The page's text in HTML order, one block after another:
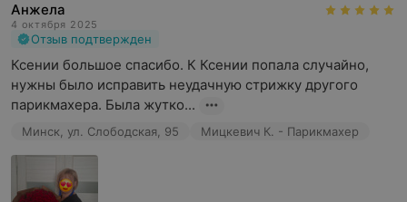
Анжела
4 октября 2025
Отзыв подтвержден
Ксении большое спасибо. К Ксении попала случайно,
нужны было исправить неудачную стрижку другого
парикмахера. Была жутко...
Минск, ул. Слободская, 95 Мицкевич К. - Парикмахер